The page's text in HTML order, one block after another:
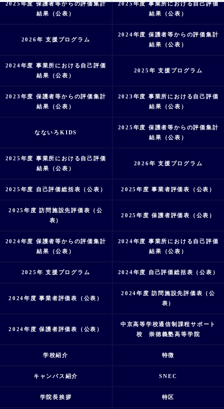
2025年度 保護者等からの評価集計
結果（公表）
2025年度 事業所における自己評価
結果（公表）
2026年 支援プログラム
2024年度 保護者等からの評価集計
結果（公表）
2024年度 事業所における自己評価
結果（公表）
2025年 支援プログラム
2023年度 保護者等からの評価集計
結果（公表）
2023年度 事業所における自己評価
結果（公表）
なないろKIDS
2025年度 保護者等からの評価集計
結果（公表）
2025年度 事業所における自己評価
結果（公表）
2026年 支援プログラム
2025年度 自己評価総括表（公表） 2025年度 事業者評価表（公表）
2025年度 訪問施設先評価表（公
表）
2025年度 保護者評価表（公表）
2024年度 保護者等からの評価集計
結果（公表）
2024年度 事業所における自己評価
結果（公表）
2025年 支援プログラム 2024年度 自己評価総括表（公表）
2024年度 事業者評価表（公表）
2024年度 訪問施設先評価表（公
表）
2024年度 保護者評価表（公表）
中京高等学校通信制課程サポート
校 崇徳義塾高等学院
学校紹介 特徴
キャンパス紹介 SNEC
学院長挨拶 特区